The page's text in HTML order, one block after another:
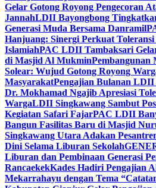
Gelar Gotong Royong Pengecoran
JannahLDII Bayongbong
Generasi Muda Bersama Danramil
Hanjuang: Sinergi Perkuat
IslamiahPAC LDII Tambaksari
di Masjid Al MukminPembangunan
Solear: Wujud Gotong Royong
MasyarakatPengajian Bulanan
Dr. Mokhamad Ngajib Apresiasi
WargaLDII Singkawang Sambut
Kegiatan Safari FajarPAC LDII
Bangun Fasilitas Baru di Masjid
Singkawang Utara Adakan
Dini Selama Liburan Sekolah
Liburan dan Pembinaan Generasi
RancaekekKades Hadiri Pengajian
Mekarrahayu dengan Tema